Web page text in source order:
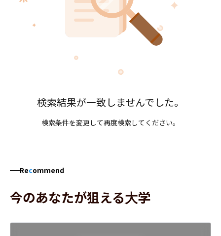
検索結果が一致しませんでした。
検索条件を変更して再度検索してください。
Recommend
今のあなたが狙える大学